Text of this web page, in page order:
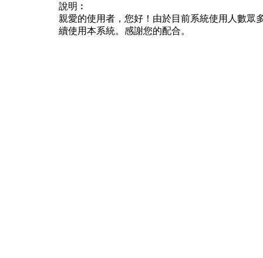
說明︰
親愛的使用者，您好！由於目前系統使用人數眾
續使用本系統。感謝您的配合。